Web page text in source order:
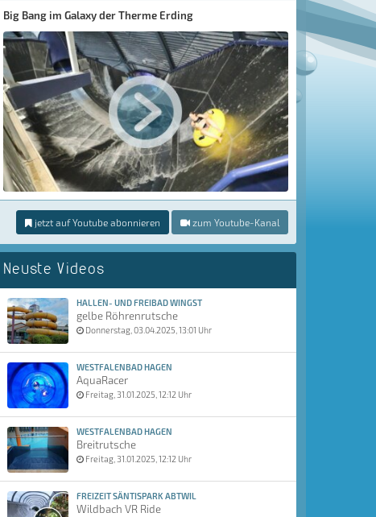
Big Bang im Galaxy der Therme Erding
jetzt auf Youtube abonnieren zum Youtube-Kanal
Neuste Videos
HALLEN- UND FREIBAD WINGST
gelbe Röhrenrutsche
Donnerstag, 03.04.2025, 13:01 Uhr
WESTFALENBAD HAGEN
AquaRacer
Freitag, 31.01.2025, 12:12 Uhr
WESTFALENBAD HAGEN
Breitrutsche
Freitag, 31.01.2025, 12:12 Uhr
FREIZEIT SÄNTISPARK ABTWIL
Wildbach VR Ride